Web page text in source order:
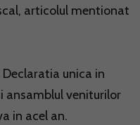
articolul mentionat
unica in
ansamblul veniturilor
in acel an.